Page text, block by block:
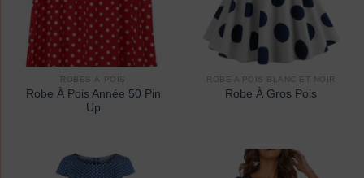
ROBES À POIS
Robe À Pois Année 50 Pin
Up
ROBE A POIS BLANC ET NOIR
Robe À Gros Pois